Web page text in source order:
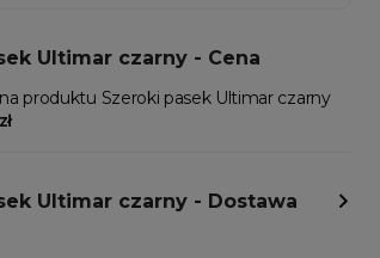
Ultimar czarny - Cena
produktu Szeroki pasek Ultimar czarny
Ultimar czarny - Dostawa